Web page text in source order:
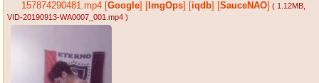
157874290481.mp4 Google ImgOps iqdb SauceNAO ( 1.12MB
VID-20190913-WA0007_001.mp4 )